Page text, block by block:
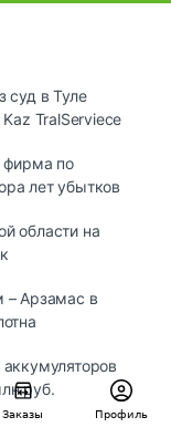
Заказы Профиль
суд в Туле
TralServiece
фирма по
лет убытков
области на
– Арзамас в
руб.